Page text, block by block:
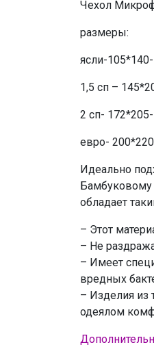
Чехол
размеры:
ясли-
1,5 сп –
2 сп-
евро-
Идеально
Бамбуковому
обладает
– Этот
– Не
– Имеет
вредных
– Изделия из
одеялом